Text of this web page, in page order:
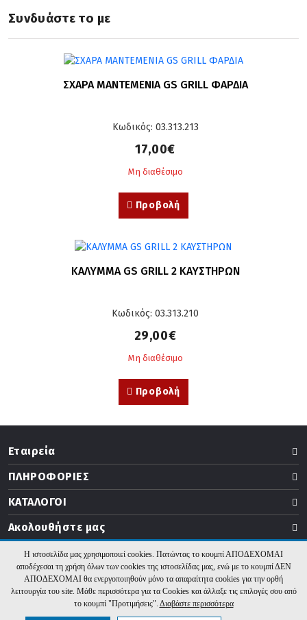
Συνδυάστε το με
ΣΧΑΡΑ ΜΑΝΤΕΜΕΝΙΑ GS GRILL ΦΑΡΔΙΑ
Κωδικός: 03.313.213
17,00€
Μη διαθέσιμο
Προβολή
ΚΑΛΥΜΜΑ GS GRILL 2 ΚΑΥΣΤΗΡΩΝ
Κωδικός: 03.313.210
29,00€
Μη διαθέσιμο
Προβολή
Εταιρεία
ΠΛΗΡΟΦΟΡΙΕΣ
ΚΑΤΑΛΟΓΟΙ
Ακολουθήστε μας
2026 b2b.thermogatz.gr. Υλοποίηση:Hyper Center
Η ιστοσελίδα μας χρησιμοποιεί cookies. Πατώντας το κουμπί ΑΠΟΔΕΧΟΜΑΙ
αποδέχεσαι τη χρήση όλων των cookies της ιστοσελίδας μας, ενώ με το κουμπί ΔΕΝ
ΑΠΟΔΕΧΟΜΑΙ θα ενεργοποιηθούν μόνο τα απαραίτητα cookies για την ορθή
λειτουργία του site. Μάθε περισσότερα για τα Cookies και άλλαξε τις επιλογές σου από
το κουμπί "Προτιμήσεις". Διαβάστε περισσότερα